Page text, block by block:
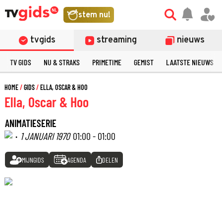
stem nu!
tvgids streaming nieuws
TV GIDS NU & STRAKS PRIMETIME GEMIST LAATSTE NIEUWS
HOME GIDS ELLA, OSCAR & HOO
Ella, Oscar & Hoo
ANIMATIESERIE
· 1 JANUARI 1970 01:00 - 01:00
MIJNGIDS AGENDA DELEN